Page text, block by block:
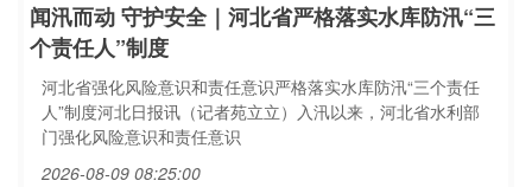
闻汛而动 守护安全｜河北省严格落实水库防汛“三
个责任人”制度
河北省强化风险意识和责任意识严格落实水库防汛“三个责任
人”制度河北日报讯（记者苑立立）入汛以来，河北省水利部
门强化风险意识和责任意识
2026-08-09 08:25:00